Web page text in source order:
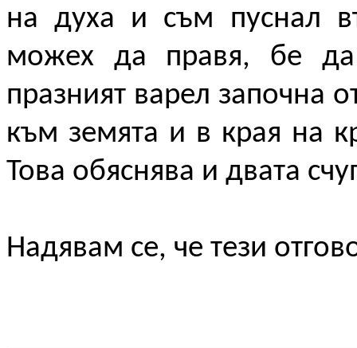
на духа и съм пуснал
можех да правя, бе
празният варел започна
към земята и в края на
Това обяснява и двата
Надявам се, че тези